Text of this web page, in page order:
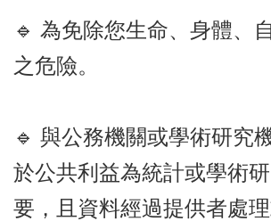
🔹 為免除您生命、身體、
之危險。
🔹 與公務機關或學術研究
於公共利益為統計或學術
要，且資料經過提供者處